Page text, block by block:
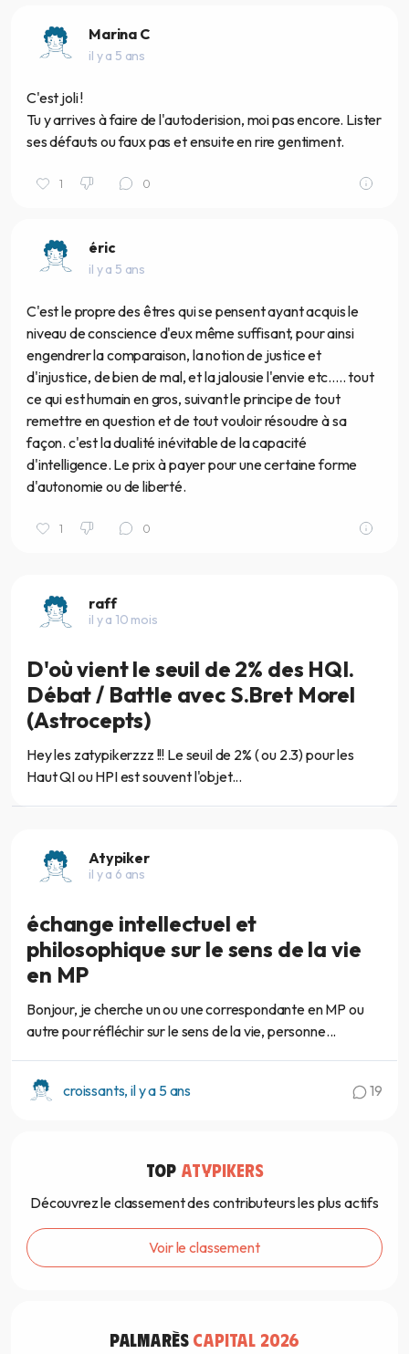
Marina C
il y a 5 ans
C'est joli !
Tu y arrives à faire de l'autoderision, moi pas encore. Lister
ses défauts ou faux pas et ensuite en rire gentiment.
1 0
éric
il y a 5 ans
C'est le propre des êtres qui se pensent ayant acquis le
niveau de conscience d'eux même suffisant, pour ainsi
engendrer la comparaison, la notion de justice et
d'injustice, de bien de mal, et la jalousie l'envie etc..... tout
ce qui est humain en gros, suivant le principe de tout
remettre en question et de tout vouloir résoudre à sa
façon. c'est la dualité inévitable de la capacité
d'intelligence. Le prix à payer pour une certaine forme
d'autonomie ou de liberté.
1 0
raff
il y a 10 mois
D'où vient le seuil de 2% des HQI.
Débat / Battle avec S.Bret Morel
(Astrocepts)
Hey les zatypikerzzz !!! Le seuil de 2% ( ou 2.3) pour les
Haut QI ou HPI est souvent l'objet...
Atypiker
il y a 6 ans
échange intellectuel et
philosophique sur le sens de la vie
en MP
Bonjour, je cherche un ou une correspondante en MP ou
autre pour réfléchir sur le sens de la vie, personne...
croissants, il y a 5 ans 19
TOP ATYPIKERS
Découvrez le classement des contributeurs les plus actifs
Voir le classement
PALMARÈS CAPITAL 2026